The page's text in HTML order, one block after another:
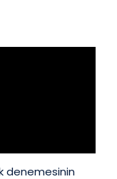
denemesinin